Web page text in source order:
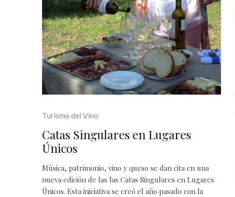
Turismo del Vino
Catas Singulares en Lugares
Únicos
Música, patrimonio, vino y queso se dan cita en una
nueva edición de las las Catas Singulares en Lugares
Únicos. Esta iniciativa se creó el año pasado con la